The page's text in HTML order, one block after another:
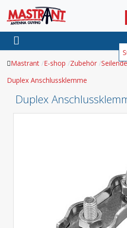
Mastrant E-shop Zubehör
Duplex Anschlussklemme
Duplex